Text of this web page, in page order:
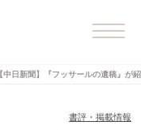
【中日新聞】『フッサールの遺稿』が
書評・掲載情報